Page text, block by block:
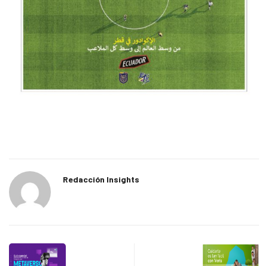
Redacción Insights